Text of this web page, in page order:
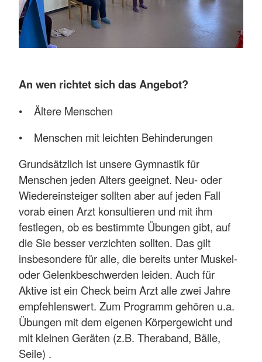
An wen richtet sich das Angebot?
• Ältere Menschen
• Menschen mit leichten Behinderungen
Grundsätzlich ist unsere Gymnastik für
Menschen jeden Alters geeignet. Neu- oder
Wiedereinsteiger sollten aber auf jeden Fall
vorab einen Arzt konsultieren und mit ihm
festlegen, ob es bestimmte Übungen gibt, auf
die Sie besser verzichten sollten. Das gilt
insbesondere für alle, die bereits unter Muskel-
oder Gelenkbeschwerden leiden. Auch für
Aktive ist ein Check beim Arzt alle zwei Jahre
empfehlenswert. Zum Programm gehören u.a.
Übungen mit dem eigenen Körpergewicht und
mit kleinen Geräten (z.B. Theraband, Bälle,
Seile) .